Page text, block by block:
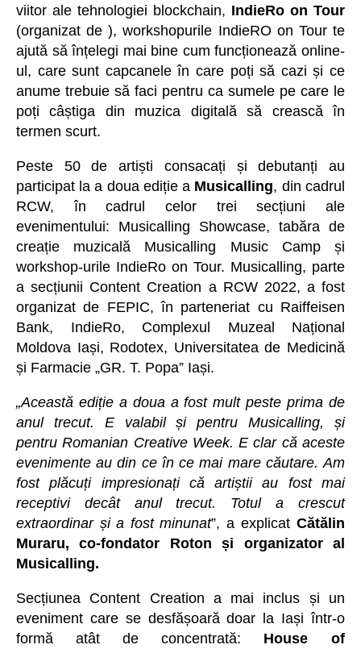
viitor ale tehnologiei blockchain, IndieRo on Tour
(organizat de ), workshopurile IndieRO on Tour te
ajută să înțelegi mai bine cum funcționează online-
ul, care sunt capcanele în care poți să cazi și ce
anume trebuie să faci pentru ca sumele pe care le
poți câștiga din muzica digitală să crească în
termen scurt.
Peste 50 de artiști consacați și debutanți au
participat la a doua ediție a Musicalling, din cadrul
RCW, în cadrul celor trei secțiuni ale
evenimentului: Musicalling Showcase, tabăra de
creație muzicală Musicalling Music Camp și
workshop-urile IndieRo on Tour. Musicalling, parte
a secțiunii Content Creation a RCW 2022, a fost
organizat de FEPIC, în parteneriat cu Raiffeisen
Bank, IndieRo, Complexul Muzeal Național
Moldova Iași, Rodotex, Universitatea de Medicină
și Farmacie „GR. T. Popa” Iași.
„Această ediție a doua a fost mult peste prima de
anul trecut. E valabil și pentru Musicalling, și
pentru Romanian Creative Week. E clar că aceste
evenimente au din ce în ce mai mare căutare. Am
fost plăcuți impresionați că artiștii au fost mai
receptivi decât anul trecut. Totul a crescut
extraordinar și a fost minunat”, a explicat Cătălin
Muraru, co-fondator Roton și organizator al
Musicalling.
Secțiunea Content Creation a mai inclus și un
eveniment care se desfășoară doar la Iași într-o
formă atât de concentrată: House of